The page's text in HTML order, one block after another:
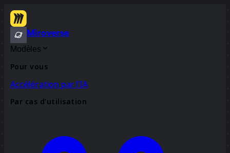
Miroverse
Modèles
Pour vous
Accélération par l’IA
Par cas d’utilisation